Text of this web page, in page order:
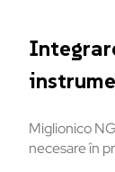
Miglionico
necesare în